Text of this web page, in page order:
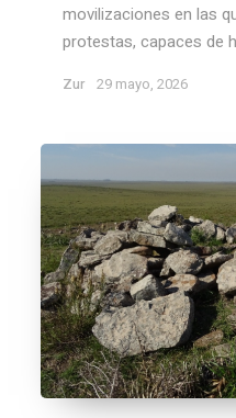
movilizaciones en las
protestas, capaces de
Zur 29 mayo, 2026